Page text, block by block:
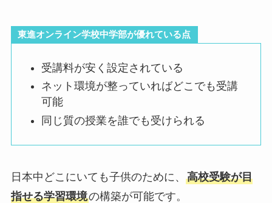
東進オンライン学校中学部が優れている点
受講料が安く設定されている
ネット環境が整っていればどこでも受講
可能
同じ質の授業を誰でも受けられる
日本中どこにいても子供のために、 高校受験が目
指せる学習環境の構築が可能です。